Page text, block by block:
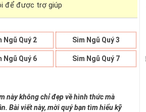
để được trợ giúp
Ngũ Quý 2 Sim Ngũ Quý 3
Ngũ Quý 6 Sim Ngũ Quý 7
này không chỉ đẹp về hình thức mà
Bài viết này, mời quý bạn tìm hiểu kỹ